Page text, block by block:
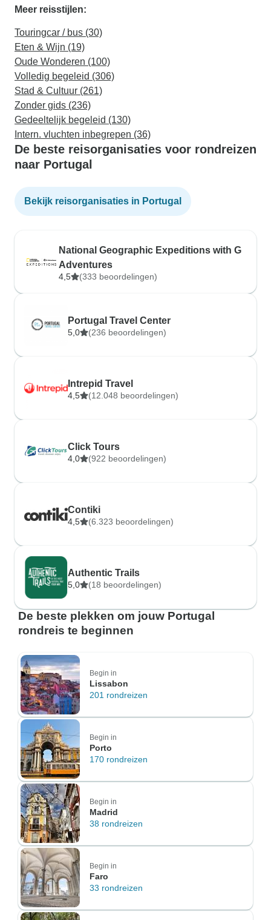
Meer reisstijlen:
Touringcar / bus (30)
Eten & Wijn (19)
Oude Wonderen (100)
Volledig begeleid (306)
Stad & Cultuur (261)
Zonder gids (236)
Gedeeltelijk begeleid (130)
Intern. vluchten inbegrepen (36)
De beste reisorganisaties voor rondreizen
naar Portugal
Bekijk reisorganisaties in Portugal
National Geographic Expeditions with G
Adventures
4,5 (333 beoordelingen)
Portugal Travel Center
5,0 (236 beoordelingen)
Intrepid Travel
4,5 (12.048 beoordelingen)
Click Tours
4,0 (922 beoordelingen)
Contiki
4,5 (6.323 beoordelingen)
Authentic Trails
5,0 (18 beoordelingen)
De beste plekken om jouw Portugal
rondreis te beginnen
Begin in
Lissabon
201 rondreizen
Begin in
Porto
170 rondreizen
Begin in
Madrid
38 rondreizen
Begin in
Faro
33 rondreizen